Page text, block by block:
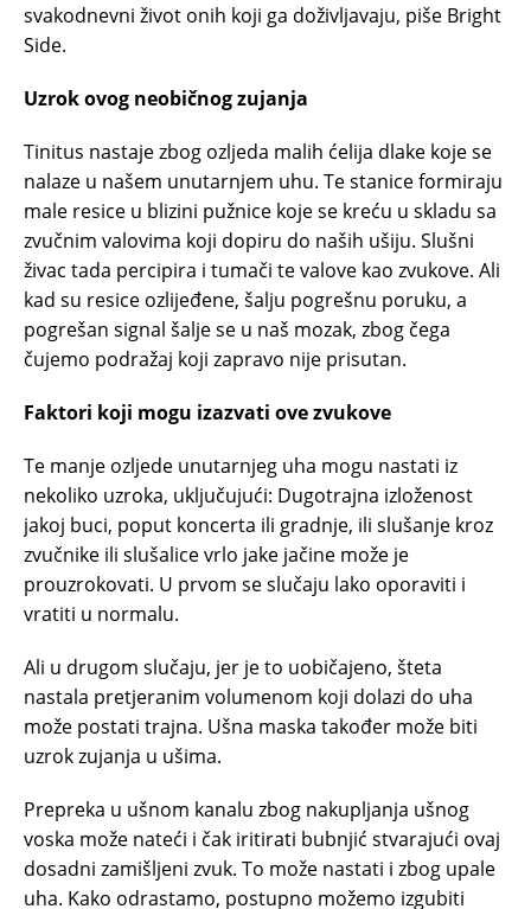
svakodnevni život onih koji ga doživljavaju, piše Bright
Side.
Uzrok ovog neobičnog zujanja
Tinitus nastaje zbog ozljeda malih ćelija dlake koje se
nalaze u našem unutarnjem uhu. Te stanice formiraju
male resice u blizini pužnice koje se kreću u skladu sa
zvučnim valovima koji dopiru do naših ušiju. Slušni
živac tada percipira i tumači te valove kao zvukove. Ali
kad su resice ozlijeđene, šalju pogrešnu poruku, a
pogrešan signal šalje se u naš mozak, zbog čega
čujemo podražaj koji zapravo nije prisutan.
Faktori koji mogu izazvati ove zvukove
Te manje ozljede unutarnjeg uha mogu nastati iz
nekoliko uzroka, uključujući: Dugotrajna izloženost
jakoj buci, poput koncerta ili gradnje, ili slušanje kroz
zvučnike ili slušalice vrlo jake jačine može je
prouzrokovati. U prvom se slučaju lako oporaviti i
vratiti u normalu.
Ali u drugom slučaju, jer je to uobičajeno, šteta
nastala pretjeranim volumenom koji dolazi do uha
može postati trajna. Ušna maska ​​također može biti
uzrok zujanja u ušima.
Prepreka u ušnom kanalu zbog nakupljanja ušnog
voska može nateći i čak iritirati bubnjić stvarajući ovaj
dosadni zamišljeni zvuk. To može nastati i zbog upale
uha. Kako odrastamo, postupno možemo izgubiti